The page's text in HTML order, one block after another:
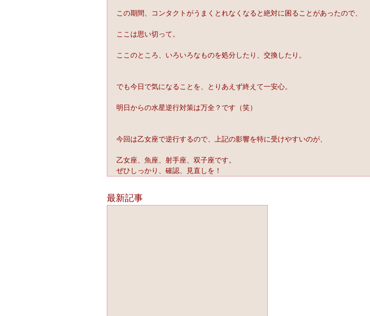
この期間、コンタクトがうまくとれなくなると絶対に困ることがあったので、
ここは思い切って。
ここのところ、いろいろなものを処分したり、交換したり。
でも今日で気になることを、とりあえず終えて一安心。
明日からの水星逆行対策は万全？です（笑）
今回は乙女座で逆行するので、上記の影響を特に受けやすいのが、
乙女座、魚座、射手座、双子座です。
ぜひしっかり、確認、見直しを！
最新記事